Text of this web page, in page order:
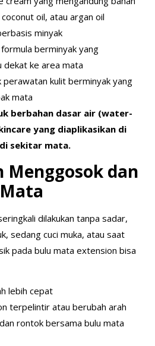
oil, atau argan oil
minyak
berminyak yang
dekat ke area mata
perawatan kulit berminyak yang
mata
berbahan dasar air (water-
yang diaplikasikan di
sekitar mata.
Menggosok dan
dilakukan tanpa sadar,
sedang cuci muka, atau saat
pada bulu mata extension bisa
lebih cepat
terpelintir atau berubah arah
rontok bersama bulu mata